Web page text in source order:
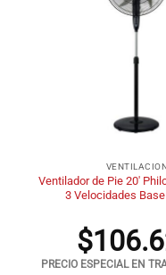
Ventilador de Pie 20′
3 Velocidades
$
PRECIO ESPECIAL EN